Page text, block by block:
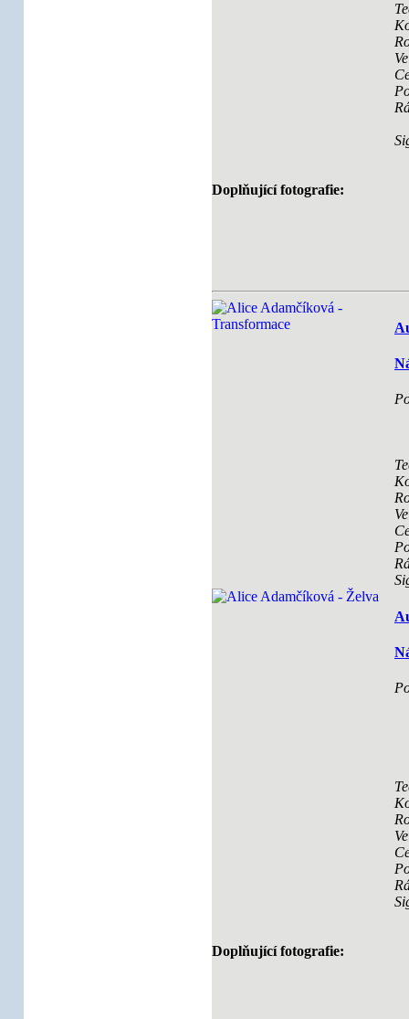
Doplňující fotografie:
Doplňující fotografie: